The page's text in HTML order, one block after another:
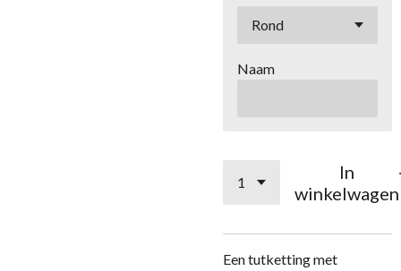
Naam
In
winkelwagen
Een tutketting met